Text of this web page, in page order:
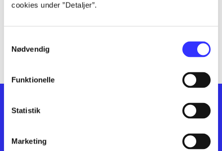
cookies under ”Detaljer”.
Nødvendig
Funktionelle
Statistik
Marketing
lorem ipsum dolor sit amet ...
lorem ipsum dolor sit amet ...